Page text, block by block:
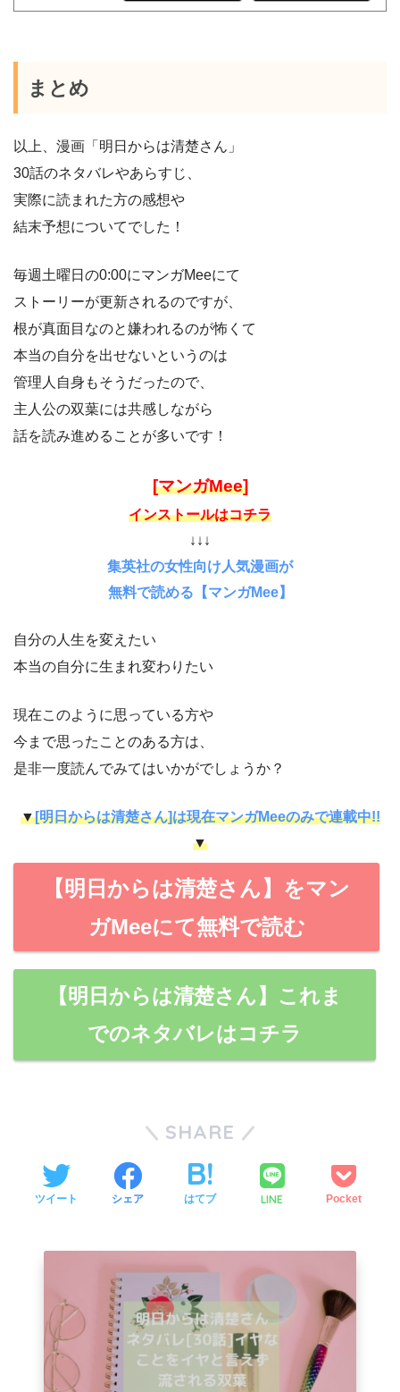
まとめ
以上、漫画「明日からは清楚さん」
30話のネタバレやあらすじ、
実際に読まれた方の感想や
結末予想についてでした！
毎週土曜日の0:00にマンガMeeにて
ストーリーが更新されるのですが、
根が真面目なのと嫌われるのが怖くて
本当の自分を出せないというのは
管理人自身もそうだったので、
主人公の双葉には共感しながら
話を読み進めることが多いです！
[マンガMee]
インストールはコチラ
↓↓↓
集英社の女性向け人気漫画が
無料で読める【マンガMee】
自分の人生を変えたい
本当の自分に生まれ変わりたい
現在このように思っている方や
今まで思ったことのある方は、
是非一度読んでみてはいかがでしょうか？
▼[明日からは清楚さん]は現在マンガMeeのみで連載中!!
▼
【明日からは清楚さん】をマン
ガMeeにて無料で読む
【明日からは清楚さん】これま
でのネタバレはコチラ
SHARE
ツイート シェア はてブ LINE Pocket